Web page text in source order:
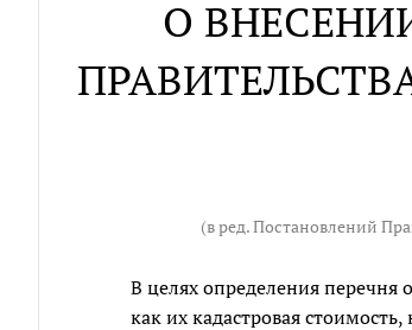
О
(в ред. Постановлений
В целях определения перечня
как их кадастровая стоимость,